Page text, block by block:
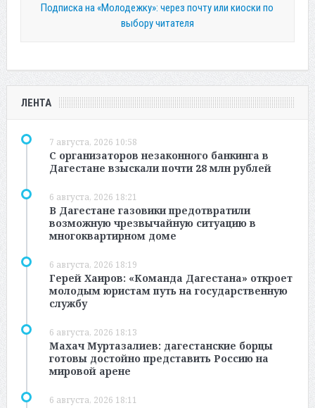
Подписка на «Молодежку»: через почту или киоски по
выбору читателя
ЛЕНТА
7 августа, 2026 10:58
С организаторов незаконного банкинга в
Дагестане взыскали почти 28 млн рублей
6 августа, 2026 18:21
В Дагестане газовики предотвратили
возможную чрезвычайную ситуацию в
многоквартирном доме
6 августа, 2026 18:19
Герей Хаиров: «Команда Дагестана» откроет
молодым юристам путь на государственную
службу
6 августа, 2026 18:13
Махач Муртазалиев: дагестанские борцы
готовы достойно представить Россию на
мировой арене
6 августа, 2026 18:11